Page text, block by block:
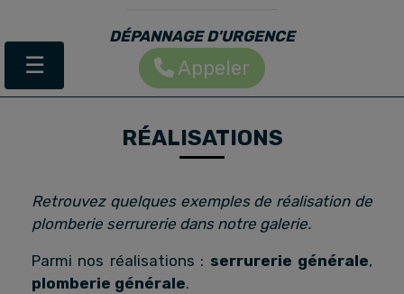
DÉPANNAGE D'URGENCE
Appeler
Basculer la navigation
☰
RÉALISATIONS
Retrouvez quelques exemples de réalisation de
plomberie serrurerie dans notre galerie.
Parmi nos réalisations : serrurerie générale,
plomberie générale.